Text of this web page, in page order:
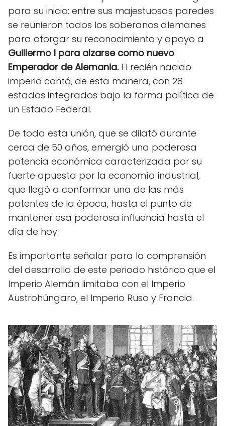
para su inicio: entre sus majestuosas paredes
se reunieron todos los soberanos alemanes
para otorgar su reconocimiento y apoyo a
Guillermo I para alzarse como nuevo
Emperador de Alemania.El recién nacido
imperio contó, de esta manera, con 28
estados integrados bajo la forma política de
un Estado Federal.
De toda esta unión, que se dilató durante
cerca de 50 años, emergió una poderosa
potencia económica caracterizada por su
fuerte apuesta por la economía industrial,
que llegó a conformar una de las más
potentes de la época, hasta el punto de
mantener esa poderosa influencia hasta el
día de hoy.
Es importante señalar para la comprensión
del desarrollo de este periodo histórico que el
Imperio Alemán limitaba con el Imperio
Austrohúngaro, el Imperio Ruso y Francia.